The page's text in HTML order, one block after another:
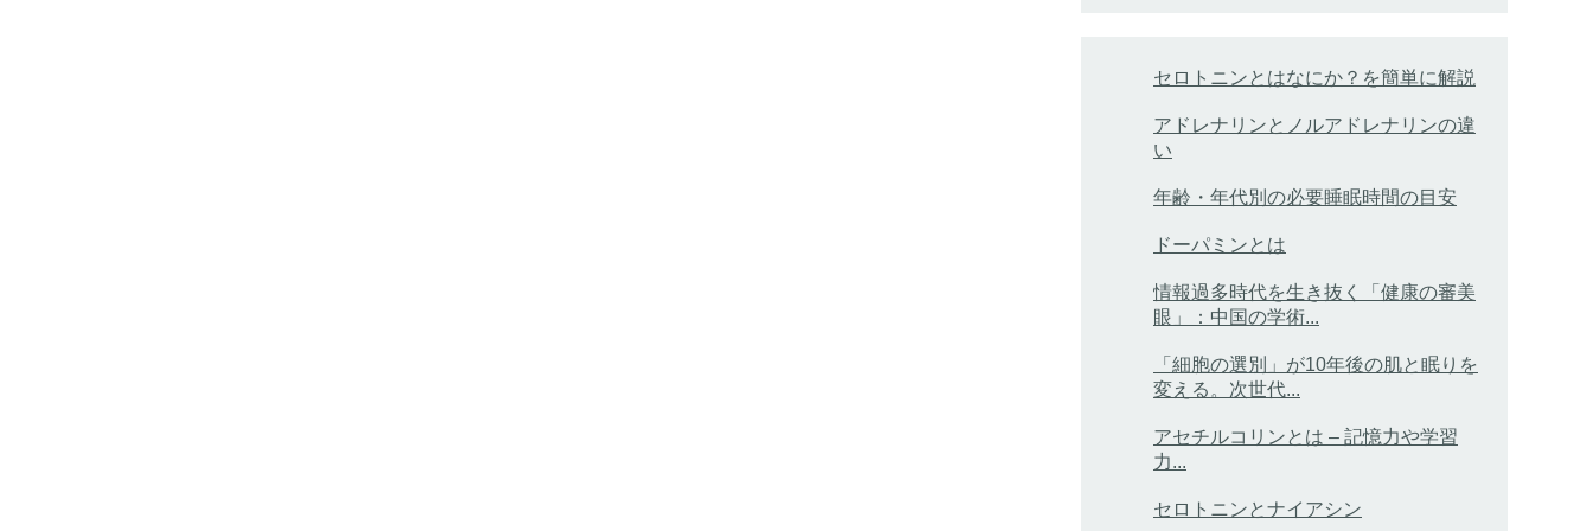
セロトニンとはなにか？を簡単に解説
アドレナリンとノルアドレナリンの違
い
年齢・年代別の必要睡眠時間の目安
ドーパミンとは
情報過多時代を生き抜く「健康の審美
眼」：中国の学術...
「細胞の選別」が10年後の肌と眠りを
変える。次世代...
アセチルコリンとは – 記憶力や学習
力...
セロトニンとナイアシン